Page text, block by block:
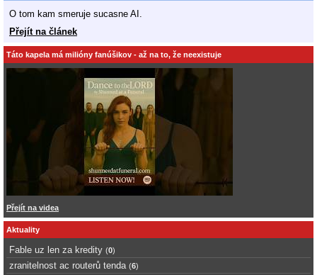
O tom kam smeruje sucasne AI.
Přejít na článek
Táto kapela má milióny fanúšikov - až na to, že neexistuje
Přejít na videa
Aktuality
Fable uz len za kredity (0)
zranitelnost ac routerů tenda (6)